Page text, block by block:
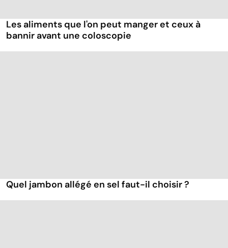
Les aliments que l'on peut manger et ceux à
bannir avant une coloscopie
Quel jambon allégé en sel faut-il choisir ?